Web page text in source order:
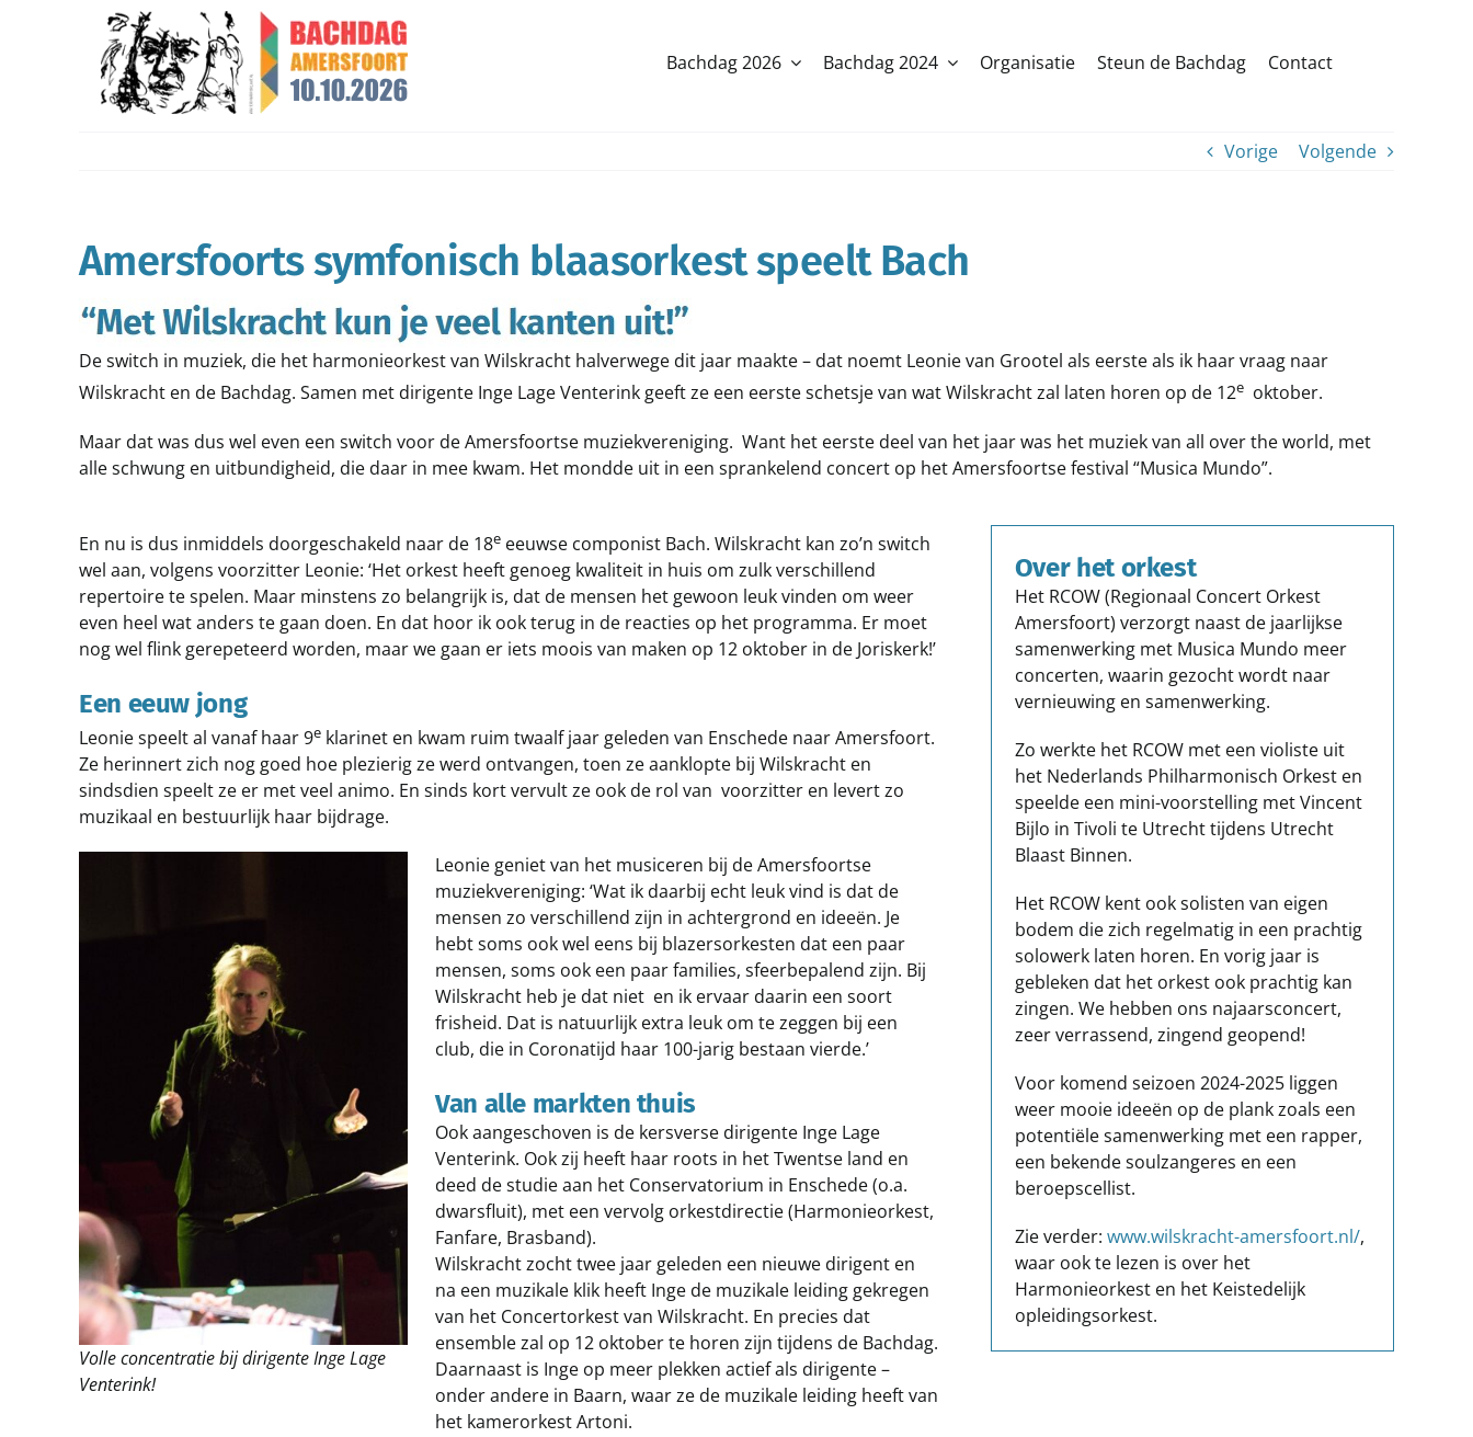
Bachdag 2026 Bachdag 2024 Organisatie Steun de Bachdag Contact
Vorige Volgende
Amersfoorts symfonisch blaasorkest speelt Bach
De switch in muziek, die het harmonieorkest van Wilskracht halverwege dit jaar maakte – dat noemt Leonie van Grootel als eerste als ik haar vraag naar
Wilskracht en de Bachdag. Samen met dirigente Inge Lage Venterink geeft ze een eerste schetsje van wat Wilskracht zal laten horen op de 12eoktober.
Maar dat was dus wel even een switch voor de Amersfoortse muziekvereniging. Want het eerste deel van het jaar was het muziek van all over the world, met
alle schwung en uitbundigheid, die daar in mee kwam. Het mondde uit in een sprankelend concert op het Amersfoortse festival “Musica Mundo”.
En nu is dus inmiddels doorgeschakeld naar de 18eeeuwse componist Bach. Wilskracht kan zo’n switch
wel aan, volgens voorzitter Leonie: ‘Het orkest heeft genoeg kwaliteit in huis om zulk verschillend
repertoire te spelen. Maar minstens zo belangrijk is, dat de mensen het gewoon leuk vinden om weer
even heel wat anders te gaan doen. En dat hoor ik ook terug in de reacties op het programma. Er moet
nog wel flink gerepeteerd worden, maar we gaan er iets moois van maken op 12 oktober in de Joriskerk!’
Een eeuw jong
Leonie speelt al vanaf haar 9eklarinet en kwam ruim twaalf jaar geleden van Enschede naar Amersfoort.
Ze herinnert zich nog goed hoe plezierig ze werd ontvangen, toen ze aanklopte bij Wilskracht en
sindsdien speelt ze er met veel animo. En sinds kort vervult ze ook de rol van voorzitter en levert zo
muzikaal en bestuurlijk haar bijdrage.
Volle concentratie bij dirigente Inge Lage
Venterink!
Leonie geniet van het musiceren bij de Amersfoortse
muziekvereniging: ‘Wat ik daarbij echt leuk vind is dat de
mensen zo verschillend zijn in achtergrond en ideeën. Je
hebt soms ook wel eens bij blazersorkesten dat een paar
mensen, soms ook een paar families, sfeerbepalend zijn. Bij
Wilskracht heb je dat niet en ik ervaar daarin een soort
frisheid. Dat is natuurlijk extra leuk om te zeggen bij een
club, die in Coronatijd haar 100-jarig bestaan vierde.’
Van alle markten thuis
Ook aangeschoven is de kersverse dirigente Inge Lage
Venterink. Ook zij heeft haar roots in het Twentse land en
deed de studie aan het Conservatorium in Enschede (o.a.
dwarsfluit), met een vervolg orkestdirectie (Harmonieorkest,
Fanfare, Brasband).
Wilskracht zocht twee jaar geleden een nieuwe dirigent en
na een muzikale klik heeft Inge de muzikale leiding gekregen
van het Concertorkest van Wilskracht. En precies dat
ensemble zal op 12 oktober te horen zijn tijdens de Bachdag.
Daarnaast is Inge op meer plekken actief als dirigente –
onder andere in Baarn, waar ze de muzikale leiding heeft van
het kamerorkest Artoni.
Over het orkest
Het RCOW (Regionaal Concert Orkest
Amersfoort) verzorgt naast de jaarlijkse
samenwerking met Musica Mundo meer
concerten, waarin gezocht wordt naar
vernieuwing en samenwerking.
Zo werkte het RCOW met een violiste uit
het Nederlands Philharmonisch Orkest en
speelde een mini-voorstelling met Vincent
Bijlo in Tivoli te Utrecht tijdens Utrecht
Blaast Binnen.
Het RCOW kent ook solisten van eigen
bodem die zich regelmatig in een prachtig
solowerk laten horen. En vorig jaar is
gebleken dat het orkest ook prachtig kan
zingen. We hebben ons najaarsconcert,
zeer verrassend, zingend geopend!
Voor komend seizoen 2024-2025 liggen
weer mooie ideeën op de plank zoals een
potentiële samenwerking met een rapper,
een bekende soulzangeres en een
beroepscellist.
Zie verder: www.wilskracht-amersfoort.nl/,
waar ook te lezen is over het
Harmonieorkest en het Keistedelijk
opleidingsorkest.